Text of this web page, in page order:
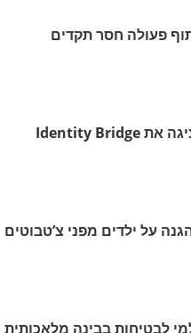
על ילדים מפני צ’טבוטים